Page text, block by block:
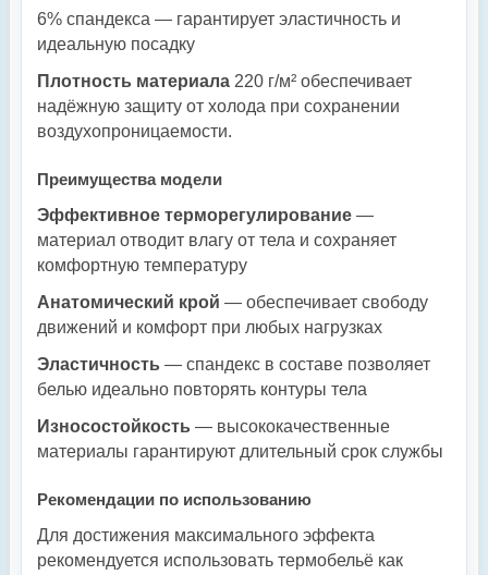
6% спандекса — гарантирует эластичность и
идеальную посадку
Плотность материала 220 г/м² обеспечивает
надёжную защиту от холода при сохранении
воздухопроницаемости.
Преимущества модели
Эффективное терморегулирование —
материал отводит влагу от тела и сохраняет
комфортную температуру
Анатомический крой — обеспечивает свободу
движений и комфорт при любых нагрузках
Эластичность — спандекс в составе позволяет
белью идеально повторять контуры тела
Износостойкость — высококачественные
материалы гарантируют длительный срок службы
Рекомендации по использованию
Для достижения максимального эффекта
рекомендуется использовать термобельё как